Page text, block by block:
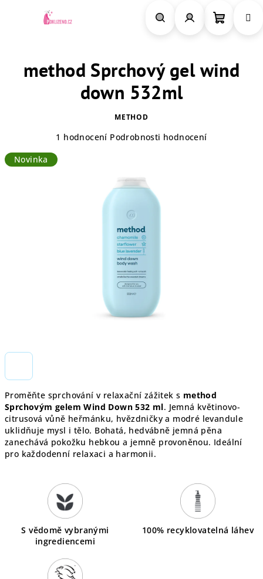
košík
Proměňte sprchování v relaxační zážitek s method
Sprchovým gelem Wind Down 532 ml. Jemná květinovo-
citrusová vůně heřmánku, hvězdničky a modré levandule
uklidňuje mysl i tělo. Bohatá, hedvábně jemná pěna
zanechává pokožku hebkou a jemně provoněnou. Ideální
pro každodenní relaxaci a harmonii.
S vědomě vybranými
ingrediencemi
100% recyklovatelná láhev
method Sprchový gel wind
down 532ml
METHOD
produktu
1 hodnocení Podrobnosti hodnocení
Novinka